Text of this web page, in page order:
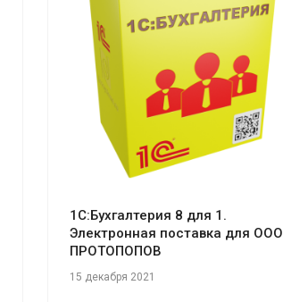
Смотреть проект
1С:Бухгалтерия 8 для 1.
Электронная поставка для ООО
ПРОТОПОПОВ
15 декабря 2021